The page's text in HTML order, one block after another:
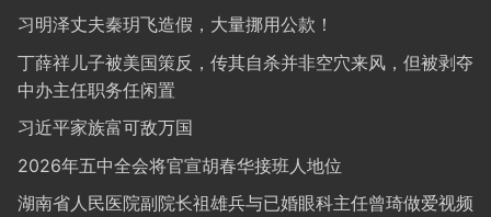
习明泽丈夫秦玥飞造假，大量挪用公款！
丁薛祥儿子被美国策反，传其自杀并非空穴来风，但被剥夺
中办主任职务任闲置
习近平家族富可敌万国
2026年五中全会将官宣胡春华接班人地位
湖南省人民医院副院长祖雄兵与已婚眼科主任曾琦做爱视频